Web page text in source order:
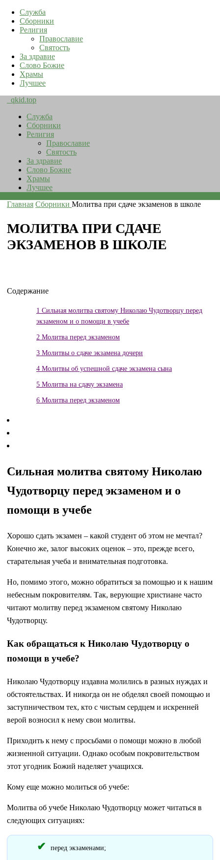
Служба
Сборники
Религия
Православие
Святость
За здравие
Слово Божие
Храмы
Лучшее
qkid.top
Служба
Сборники
Религия
Православие
Святость
За здравие
Слово Божие
Храмы
Лучшее
Главная Сборники Молитва при сдаче экзаменов в школе
МОЛИТВА ПРИ СДАЧЕ
ЭКЗАМЕНОВ В ШКОЛЕ
Содержание
1 Сильная молитва святому Николаю Чудотворцу перед
экзаменом и о помощи в учебе
2 Молитва перед экзаменом
3 Молитвы о сдаче экзамена дочери
4 Молитвы об успешной сдаче экзамена сына
5 Молитва на сдачу экзамена
6 Молитва перед экзаменом
Сильная молитва святому Николаю
Чудотворцу перед экзаменом и о
помощи в учебе
Хорошо сдать экзамен – какой студент об этом не мечтал?
Конечно же, залог высоких оценок – это, прежде всего,
старательная учеба и внимательная подготовка.
Но, помимо этого, можно обратиться за помощью и к нашим
небесным покровителям. Так, верующие христиане часто
читают молитву перед экзаменом святому Николаю
Чудотворцу.
Как обращаться к Николаю Чудотворцу о
помощи в учебе?
Николаю Чудотворцу издавна молились в разных нуждах и
обстоятельствах. И никогда он не обделял своей помощью и
заступничеством тех, кто с чистым сердцем и искренней
верой возносил к нему свои молитвы.
Приходить к нему с просьбами о помощи можно в любой
жизненной ситуации. Однако особым покровительством
этот угодник Божий наделяет учащихся.
Кому еще можно молиться об учебе:
Молитва об учебе Николаю Чудотворцу может читаться в
следующих ситуациях:
перед экзаменами;